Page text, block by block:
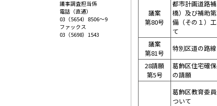
議事調査担当係
電話（直通）
03（5654）8506～9
ファックス
03（5698）1543
議案
第80号
都市計画道路
橋）及び補助
備（その１）
て
議案
第81号
特別区道の路
28請願
第5号
葛飾区住宅確
の請願
葛飾区教育委
ついて